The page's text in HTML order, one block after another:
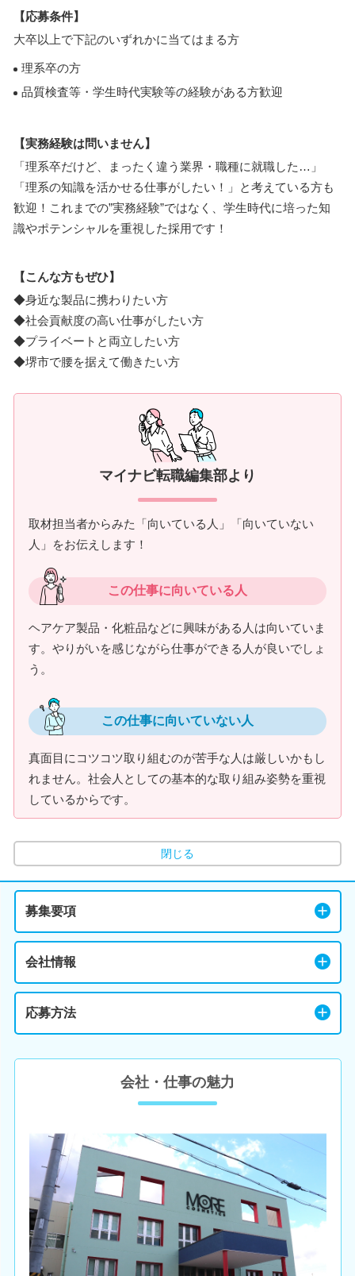
【応募条件】
大卒以上で下記のいずれかに当てはまる方
理系卒の方
品質検査等・学生時代実験等の経験がある方歓迎
【実務経験は問いません】
「理系卒だけど、まったく違う業界・職種に就職した…」
「理系の知識を活かせる仕事がしたい！」と考えている方も
歓迎！これまでの”実務経験”ではなく、学生時代に培った知
識やポテンシャルを重視した採用です！
【こんな方もぜひ】
◆身近な製品に携わりたい方
◆社会貢献度の高い仕事がしたい方
◆プライベートと両立したい方
◆堺市で腰を据えて働きたい方
マイナビ転職編集部より
取材担当者からみた「向いている人」「向いていない
人」をお伝えします！
この仕事に向いている人
ヘアケア製品・化粧品などに興味がある人は向いていま
す。やりがいを感じながら仕事ができる人が良いでしょ
う。
この仕事に向いていない人
真面目にコツコツ取り組むのが苦手な人は厳しいかもし
れません。社会人としての基本的な取り組み姿勢を重視
しているからです。
閉じる
募集要項
会社情報
応募方法
会社・仕事の魅力